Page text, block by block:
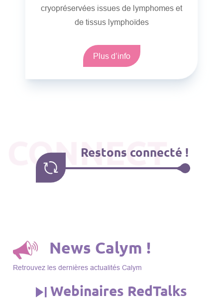
cryopréservées issues de lymphomes et
de tissus lymphoïdes
Plus d’info
CONNECT
Restons connecté !
News Calym !
Retrouvez les dernières actualités Calym
Webinaires RedTalks